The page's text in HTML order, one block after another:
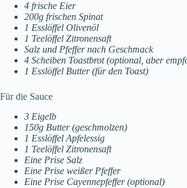
4 frische Eier
200g frischen Spinat
1 Esslöffel Olivenöl
1 Teelöffel Zitronensaft
Salz und Pfeffer nach Geschmack
4 Scheiben Toastbrot (optional, aber
1 Esslöffel Butter (für den Toast)
Für die Sauce
3 Eigelb
150g Butter (geschmolzen)
1 Esslöffel Apfelessig
1 Teelöffel Zitronensaft
Eine Prise Salz
Eine Prise weißer Pfeffer
Eine Prise Cayennepfeffer (optional)